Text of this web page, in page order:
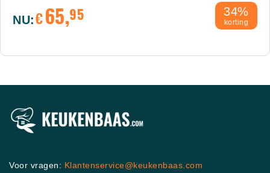
NU:€65,95 34%
korting
Voor vragen: Klantenservice@keukenbaas.com